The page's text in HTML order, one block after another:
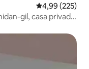
4,99 de uma
4,99 (225)
gil, casa privada